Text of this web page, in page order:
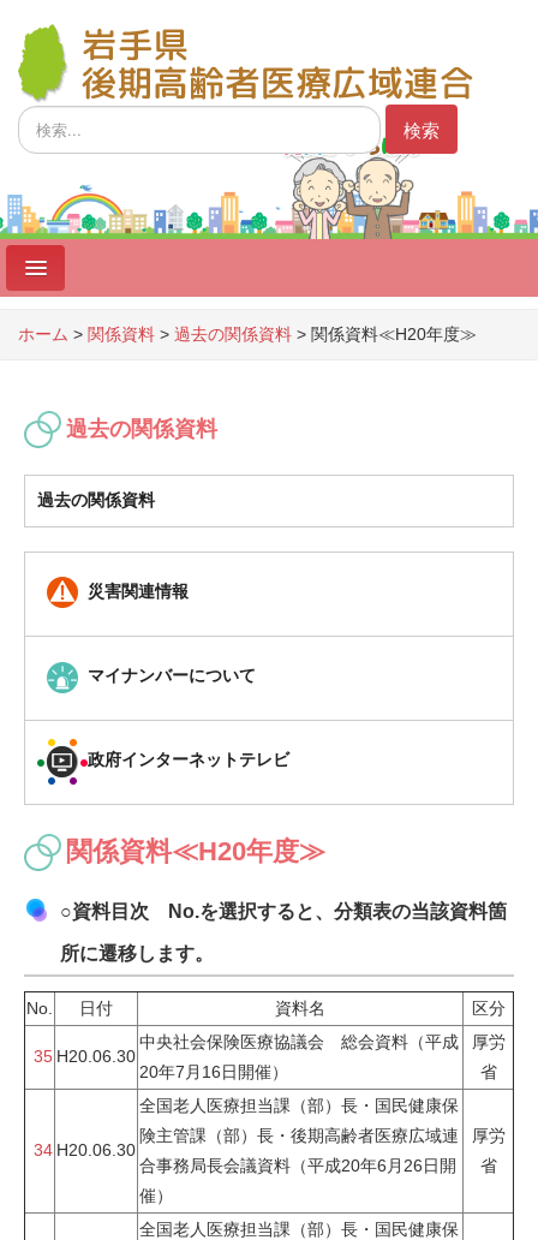
検
索...
検索
ホーム > 関係資料 > 過去の関係資料 > 関係資料≪H20年度≫
過去の関係資料
過去の関係資料
災害関連情報
マイナンバーについて
政府インターネットテレビ
関係資料≪H20年度≫
○資料目次 No.を選択すると、分類表の当該資料箇
所に遷移します。
No. 日付 資料名 区分
35 H20.06.30
中央社会保険医療協議会 総会資料（平成
20年7月16日開催）
厚労
省
34 H20.06.30
全国老人医療担当課（部）長・国民健康保
険主管課（部）長・後期高齢者医療広域連
合事務局長会議資料（平成20年6月26日開
催）
厚労
省
全国老人医療担当課（部）長・国民健康保